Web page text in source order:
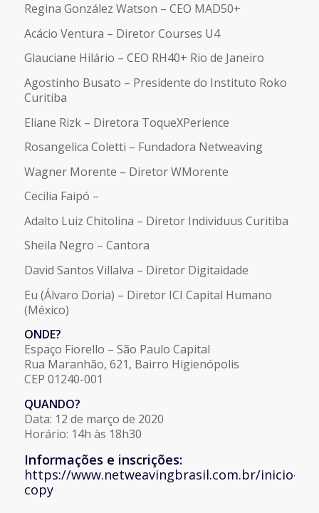
Regina González Watson – CEO MAD50+
Acácio Ventura – Diretor Courses U4
Glauciane Hilário – CEO RH40+ Rio de Janeiro
Agostinho Busato – Presidente do Instituto Roko
Curitiba
Eliane Rizk – Diretora ToqueXPerience
Rosangelica Coletti – Fundadora Netweaving
Wagner Morente – Diretor WMorente
Cecilia Faipó –
Adalto Luiz Chitolina – Diretor Individuus Curitiba
Sheila Negro – Cantora
David Santos Villalva – Diretor Digitaidade
Eu (Álvaro Doria) – Diretor ICI Capital Humano
(México)
ONDE?
Espaço Fiorello – São Paulo Capital
Rua Maranhão, 621, Bairro Higienópolis
CEP 01240-001
QUANDO?
Data: 12 de março de 2020
Horário: 14h às 18h30
Informações e inscrições:
https://www.netweavingbrasil.com.br/inicio-
copy